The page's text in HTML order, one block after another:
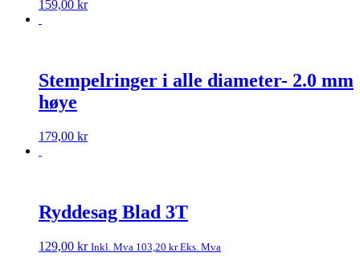
159,00 kr
Stempelringer i alle diameter- 2.0 mm
høye
179,00 kr
Ryddesag Blad 3T
129,00 kr Inkl. Mva 103,20 krEks. Mva